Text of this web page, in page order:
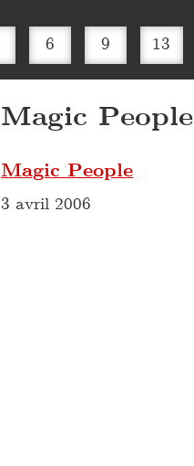
6 9 13
Magic People
Magic People
3 avril 2006